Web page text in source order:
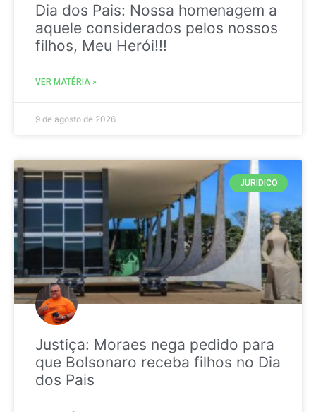
Dia dos Pais: Nossa homenagem a
aquele considerados pelos nossos
filhos, Meu Herói!!!
VER MATÉRIA »
9 de agosto de 2026
JURIDICO
Justiça: Moraes nega pedido para
que Bolsonaro receba filhos no Dia
dos Pais